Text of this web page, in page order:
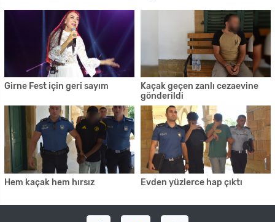
Girne Fest için geri sayım
Kaçak geçen zanlı cezaevine
gönderildi
Hem kaçak hem hırsız Evden yüzlerce hap çıktı